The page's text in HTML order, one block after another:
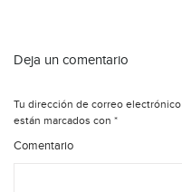
Deja un comentario
Tu dirección de correo
están marcados con *
Comentario